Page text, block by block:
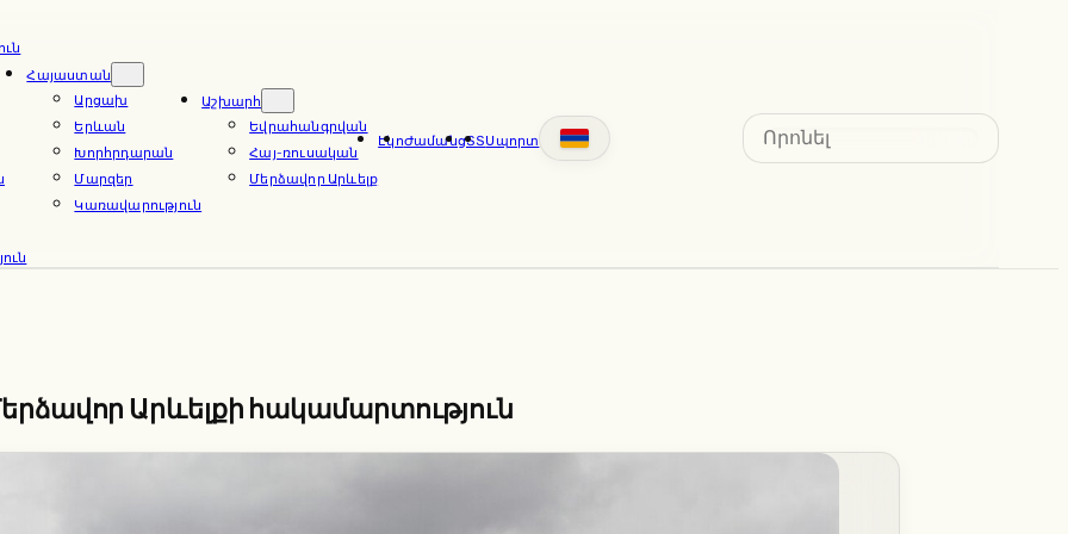
Հայաստան
Արցախ
Երևան
Խորհրդարան
Մարզեր
Կառավարություն
Աշխարհ
Եվրահանգրվան
Հայ-ռուսական
Մերձավոր Արևելք
ԷկոԺամանցՏՏՍպորտ
Search
Արևելքի հակամարտություն